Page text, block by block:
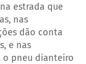
estrada que
nas
dão conta
e nas
o pneu dianteiro